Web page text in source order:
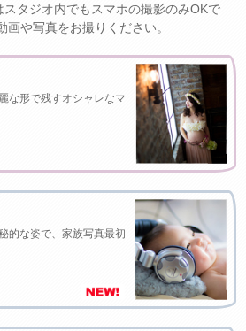
タジオ内でもスマホの撮影のみOKで
や写真をお撮りください。
な形で残すオシャレなマ
的な姿で、家族写真最初